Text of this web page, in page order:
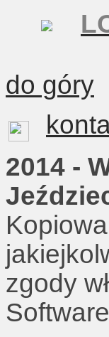
do góry
2014 -
zgody